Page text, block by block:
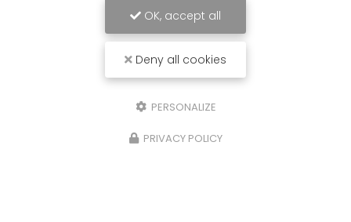
OK, accept all
Deny all cookies
PERSONALIZE
PRIVACY POLICY